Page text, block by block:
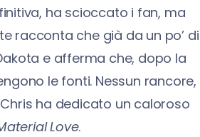
ha scioccato i fan, ma
racconta che già da un po’ di
e afferma che, dopo la
le fonti. Nessun rancore,
ha dedicato un caloroso
Love.